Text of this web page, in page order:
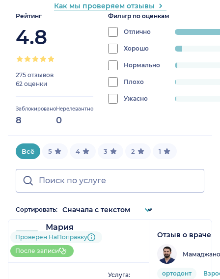
Рейтинг
4.8
275 отзывов
62 оценки
Заблокировано
8
Нерелевантно
0
Фильтр по оценкам
Отлично
progress:
Хорошо
4.86322188449848%
Нормально
1.5197568389057752%
Плохо
progress:
Ужасно
0.911854103343465%
Как мы проверяем отзывы
Всё 5 4 3 2 1
Сортировать:
Мария
2 отзыва
Больше 10 записей через
НаПоправку
Проверен НаПоправку
После записи
Услуга:
Отзыв о враче
ортодонт